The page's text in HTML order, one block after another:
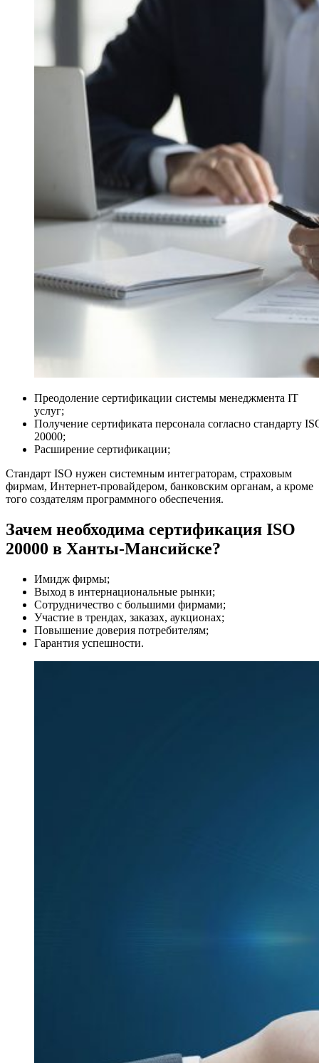
Преодоление сертификации системы менеджмента IT
услуг;
Получение сертификата персонала согласно стандарту
20000;
Расширение сертификации;
Стандарт ISO нужен системным интеграторам, страховым
фирмам, Интернет-провайдером, банковским органам, а кроме
того создателям программного обеспечения.
Зачем необходима сертификация ISO
20000 в Ханты-Мансийске?
Имидж фирмы;
Выход в интернациональные рынки;
Сотрудничество с большими фирмами;
Участие в трендах, заказах, аукционах;
Повышение доверия потребителям;
Гарантия успешности.